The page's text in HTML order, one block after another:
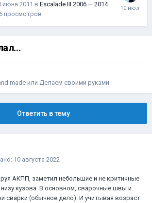
июня 2011 в Escalade III 2006 — 2014
просмотров
made или Делаем своими руками
Ответить в тему
10 августа 2022
АКПП, заметил небольшие и не критичные
кузова. В основном, сварочные швы и
сварки (обычное дело). И учитывая возраст